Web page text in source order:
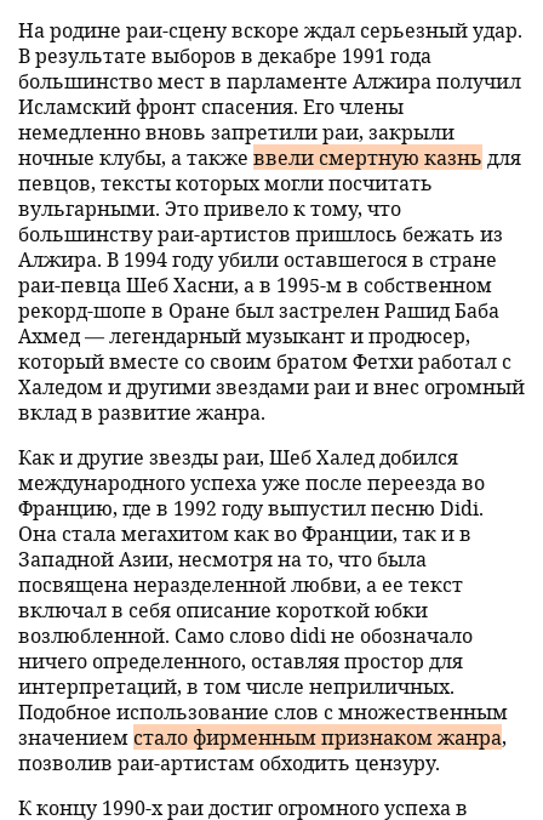
На родине раи-сцену вскоре ждал серьезный удар.
В результате выборов в декабре 1991 года
большинство мест в парламенте Алжира получил
Исламский фронт спасения. Его члены
немедленно вновь запретили раи, закрыли
ночные клубы, а также ввели смертную казнь для
певцов, тексты которых могли посчитать
вульгарными. Это привело к тому, что
большинству раи-артистов пришлось бежать из
Алжира. В 1994 году убили оставшегося в стране
раи-певца Шеб Хасни, а в 1995-м в собственном
рекорд-шопе в Оране был застрелен Рашид Баба
Ахмед — легендарный музыкант и продюсер,
который вместе со своим братом Фетхи работал с
Халедом и другими звездами раи и внес огромный
вклад в развитие жанра.
Как и другие звезды раи, Шеб Халед добился
международного успеха уже после переезда во
Францию, где в 1992 году выпустил песню Didi.
Она стала мегахитом как во Франции, так и в
Западной Азии, несмотря на то, что была
посвящена неразделенной любви, а ее текст
включал в себя описание короткой юбки
возлюбленной. Само слово didi не обозначало
ничего определенного, оставляя простор для
интерпретаций, в том числе неприличных.
Подобное использование слов с множественным
значением стало фирменным признаком жанра,
позволив раи-артистам обходить цензуру.
К концу 1990-х раи достиг огромного успеха в